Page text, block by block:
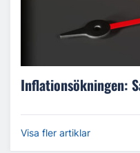
Inflationsökningen:
Visa fler artiklar